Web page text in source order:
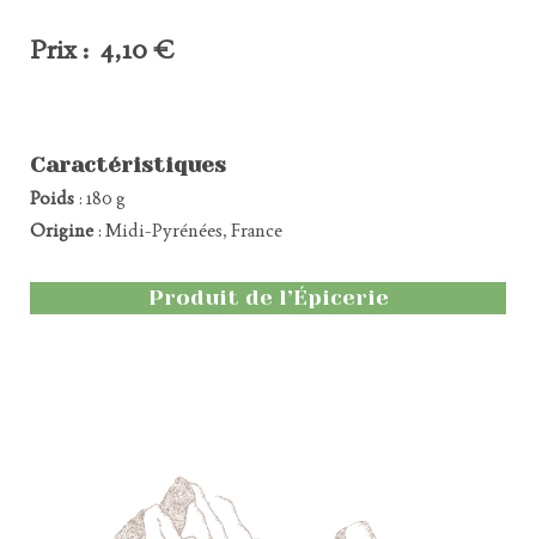
Prix : 4,10 €
Caractéristiques
Poids : 180 g
Origine : Midi-Pyrénées, France
Produit de l’Épicerie